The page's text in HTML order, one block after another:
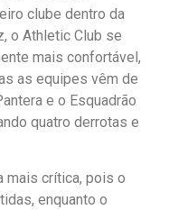
clube dentro da
o Athletic Club se
mais confortável,
as equipes vêm de
e o Esquadrão
quatro derrotas e
mais crítica, pois o
enquanto o